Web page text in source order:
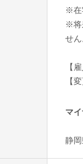
※在
※将
せ
【
【
マ
静